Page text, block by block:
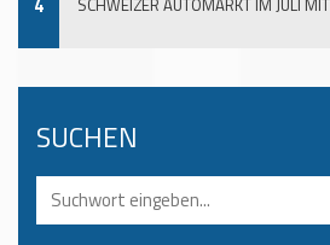
SCHWEIZER AUTOMARKT IM JULI
SUCHEN